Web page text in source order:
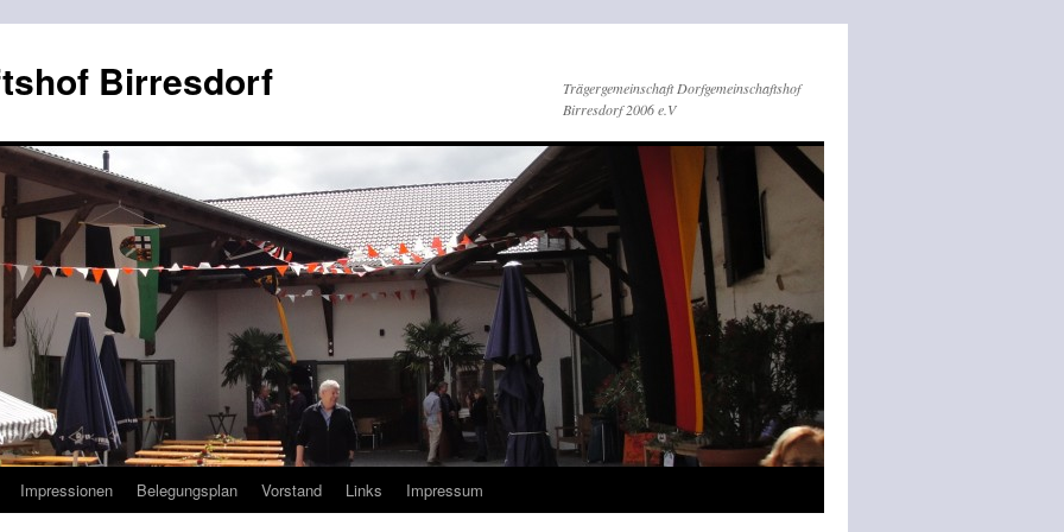
Birresdorf
Trägergemeinschaft Dorfgemeinschaftshof
Birresdorf 2006 e.V
Impressionen Belegungsplan Vorstand Links Impressum